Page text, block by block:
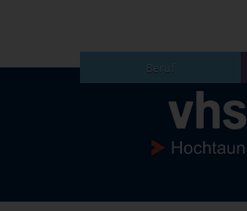
Beruf